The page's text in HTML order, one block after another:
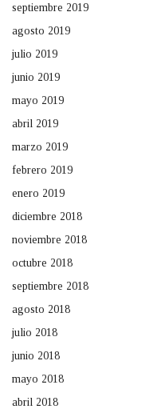
septiembre 2019
agosto 2019
julio 2019
junio 2019
mayo 2019
abril 2019
marzo 2019
febrero 2019
enero 2019
diciembre 2018
noviembre 2018
octubre 2018
septiembre 2018
agosto 2018
julio 2018
junio 2018
mayo 2018
abril 2018